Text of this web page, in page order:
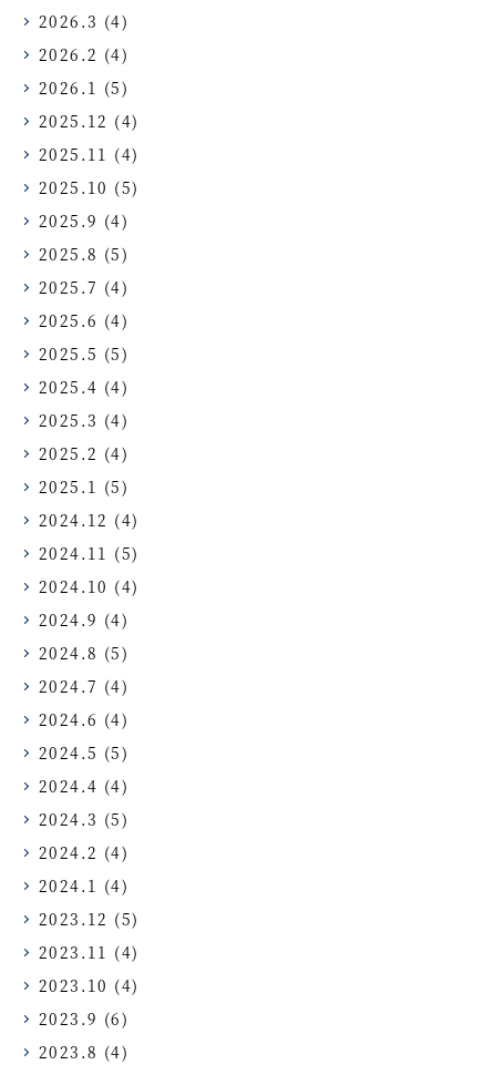
2026.3 (4)
2026.2 (4)
2026.1 (5)
2025.12 (4)
2025.11 (4)
2025.10 (5)
2025.9 (4)
2025.8 (5)
2025.7 (4)
2025.6 (4)
2025.5 (5)
2025.4 (4)
2025.3 (4)
2025.2 (4)
2025.1 (5)
2024.12 (4)
2024.11 (5)
2024.10 (4)
2024.9 (4)
2024.8 (5)
2024.7 (4)
2024.6 (4)
2024.5 (5)
2024.4 (4)
2024.3 (5)
2024.2 (4)
2024.1 (4)
2023.12 (5)
2023.11 (4)
2023.10 (4)
2023.9 (6)
2023.8 (4)